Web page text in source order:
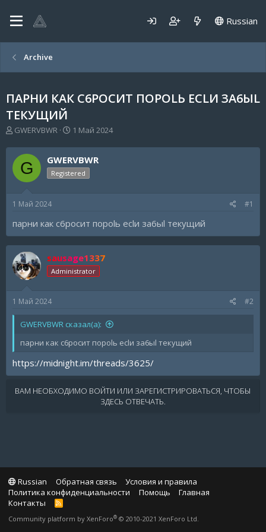
Russian
Archive
ПАРНИ КАК С6РОСИТ ПОРОLЬ ЕСLИ ЗА6ЫL
ТЕКУЩИЙ
А
т
о
р
м
GWERVBWR
Д
т
а
н
а
1 Май 2024
G GWERVBWR
Registered
1 Май 2024 #1
парни как с6росит пороlь есlи за6ыl текущий
sausage1337
Administrator
1 Май 2024 #2
GWERVBWR сказал(а):
парни как с6росит пороlь есlи за6ыl текущий
https://midnight.im/threads/3625/
ВАМ НЕОБХОДИМО ВОЙТИ ИЛИ ЗАРЕГИСТРИРОВАТЬСЯ, ЧТОБЫ
ЗДЕСЬ ОТВЕЧАТЬ.
Russian Обратная связь
Условия и правила
Политика конфиденциальности
Помощь
Главная
Контакты
R
S
Community platform by XenForo® © 2010-2021 XenForo Ltd.